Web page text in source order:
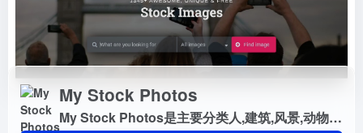
My Stock Photos
My Stock Photos是主要分类人,建筑,风景,动物,花,植物